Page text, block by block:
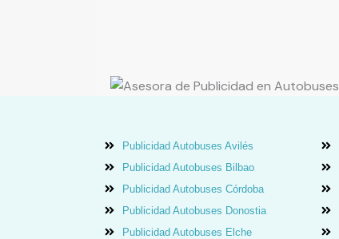
Publicidad Autobuses Avilés
Publicidad Autobuses Bilbao
Publicidad Autobuses Córdoba
Publicidad Autobuses Donostia
Publicidad Autobuses Elche